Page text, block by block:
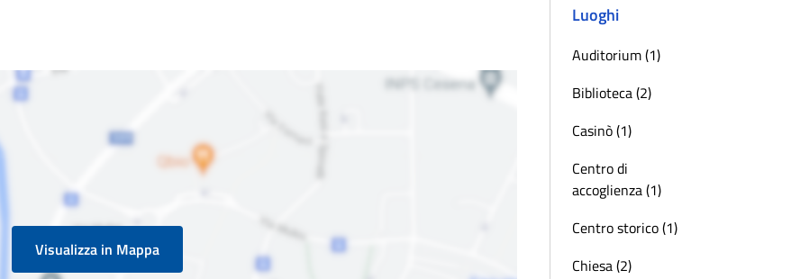
Visualizza in Mappa
Luoghi
Auditorium (1)
Biblioteca (2)
Casinò (1)
Centro di
accoglienza (1)
Centro storico (1)
Chiesa (2)